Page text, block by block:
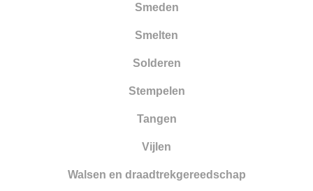
Smeden
Smelten
Solderen
Stempelen
Tangen
Vijlen
Walsen en draadtrekgereedschap